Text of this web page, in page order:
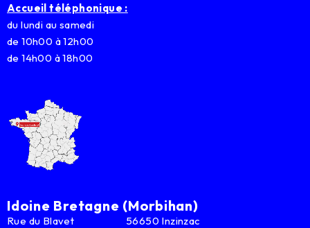
Accueil téléphonique :
du lundi au samedi
de 10h00 à 12h00
de 14h00 à 18h00
Idoine Bretagne (Morbihan)
Rue du Blavet 56650 Inzinzac